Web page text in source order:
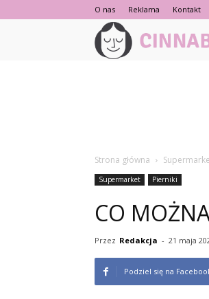
O nas Reklama Kontakt
Strona główna
Supermarket Pierniki
CO
Przez Redakcja - 21 maja
Podziel się na